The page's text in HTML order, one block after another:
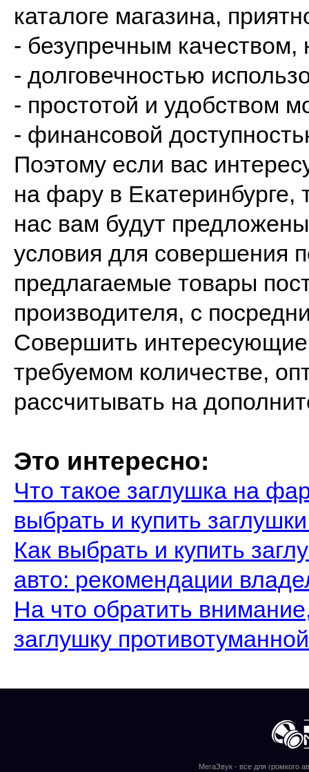
каталоге магазина,
- безупречным
- долговечностью
- простотой и удобством
- финансовой
Поэтому если вас
на фару в
нас вам будут
условия для совершения
предлагаемые товары
производителя, с
Совершить
требуемом количестве,
рассчитывать на
Это интересно:
Что такое заглушка на
выбрать и купить
Как выбрать и купить
авто: рекомендации
На что обратить
заглушку
МегаЗвук - все для громкого